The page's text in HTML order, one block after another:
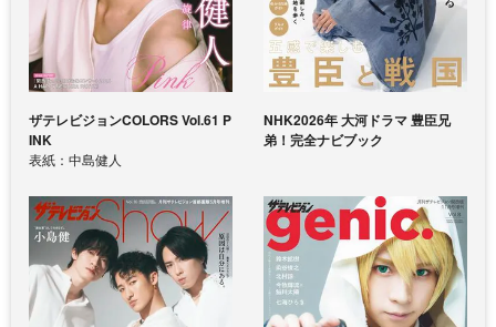
ザテレビジョンCOLORS Vol.61 P
INK
表紙：中島健人
NHK2026年 大河ドラマ 豊臣兄
弟！完全ナビブック